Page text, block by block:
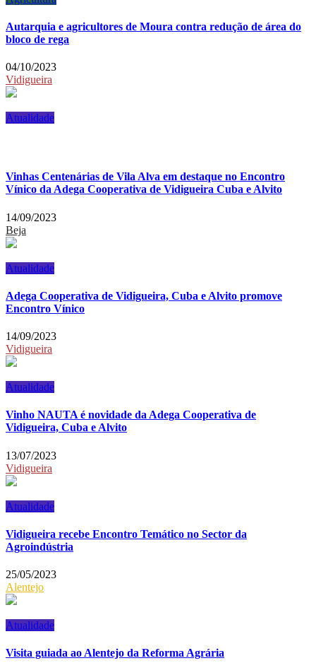
Autarquia e agricultores de Moura contra redução de área do
bloco de rega
04/10/2023
Vidigueira
Atualidade
Vinhas Centenárias de Vila Alva em destaque no Encontro
Vínico da Adega Cooperativa de Vidigueira Cuba e Alvito
14/09/2023
Beja
Atualidade
Adega Cooperativa de Vidigueira, Cuba e Alvito promove
Encontro Vínico
14/09/2023
Vidigueira
Atualidade
Vinho NAUTA é novidade da Adega Cooperativa de
Vidigueira, Cuba e Alvito
13/07/2023
Vidigueira
Atualidade
Vidigueira recebe Encontro Temático no Sector da
Agroindústria
25/05/2023
Alentejo
Atualidade
Visita guiada ao Alentejo da Reforma Agrária